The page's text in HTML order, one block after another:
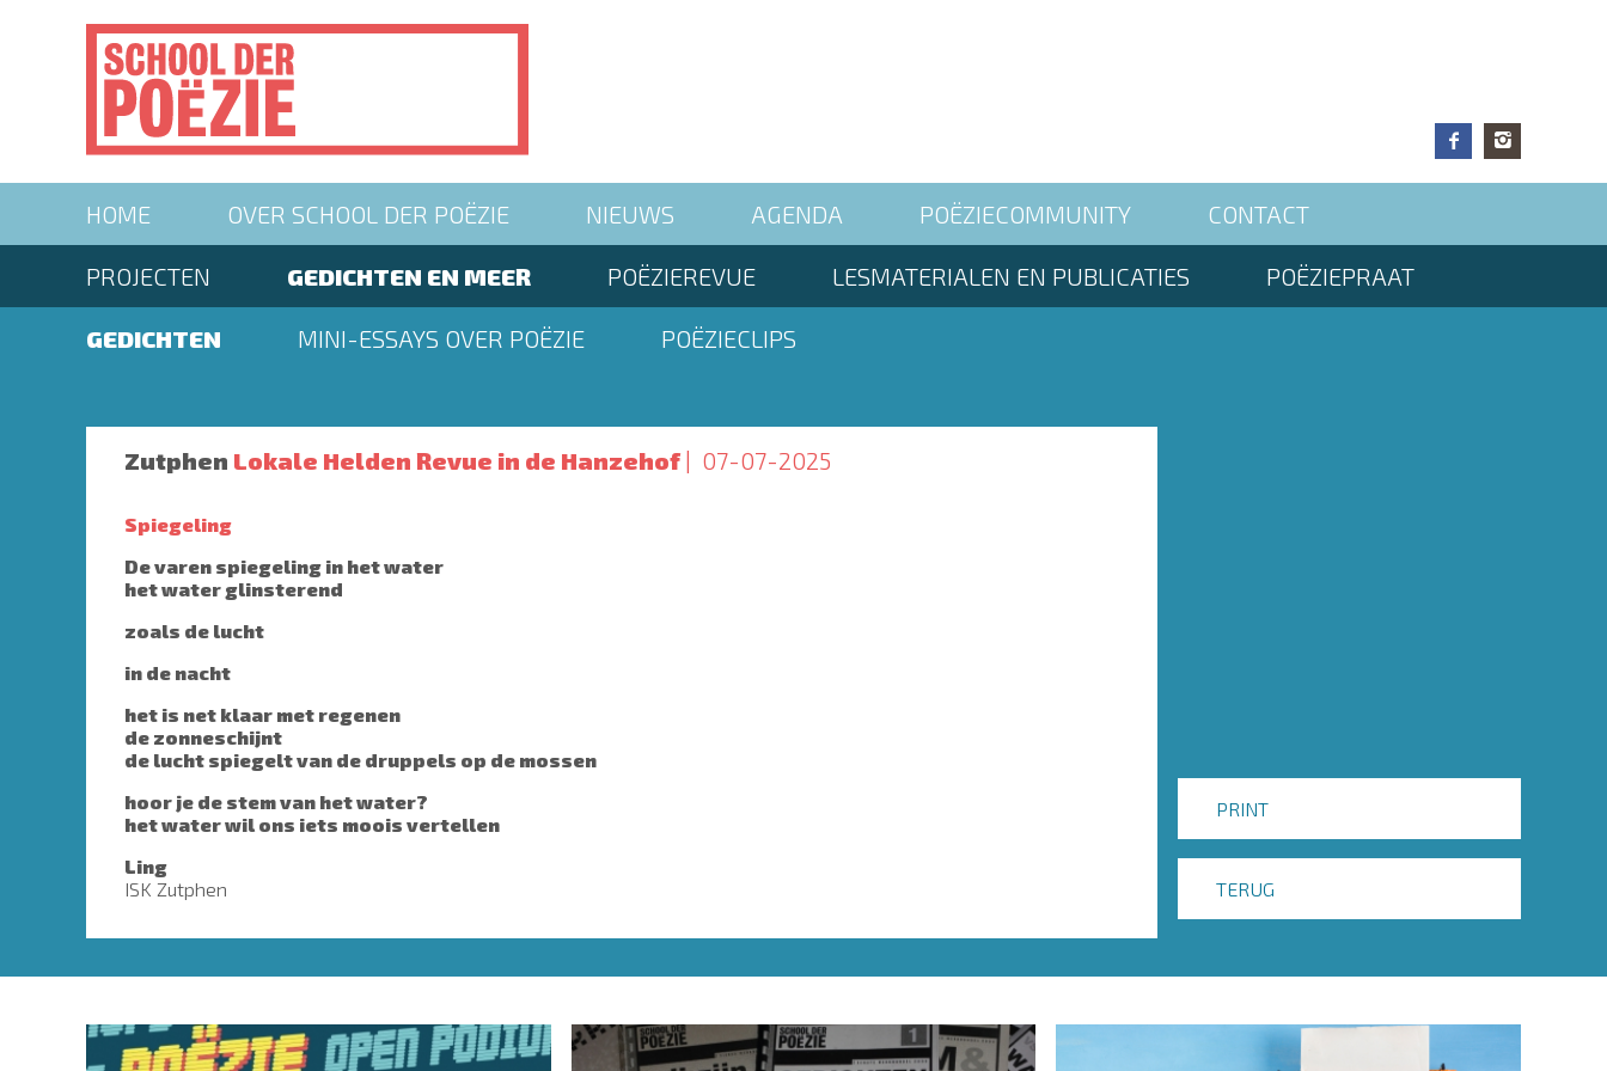
navigationHOME OVER SCHOOL DER POËZIE NIEUWS AGENDA POËZIECOMMUNITY CONTACT
PROJECTEN GEDICHTEN EN MEER POËZIEREVUE LESMATERIALEN EN PUBLICATIES POËZIEPRAAT
GEDICHTEN MINI-ESSAYS OVER POËZIE POËZIECLIPS
Zutphen Lokale Helden Revue in de Hanzehof 07-07-2025
Spiegeling
De varen spiegeling in het water
het water glinsterend
zoals de lucht
in de nacht
het is net klaar met regenen
de zonneschijnt
de lucht spiegelt van de druppels op de mossen
hoor je de stem van het water?
het water wil ons iets moois vertellen
Ling
ISK Zutphen
PRINT
TERUG